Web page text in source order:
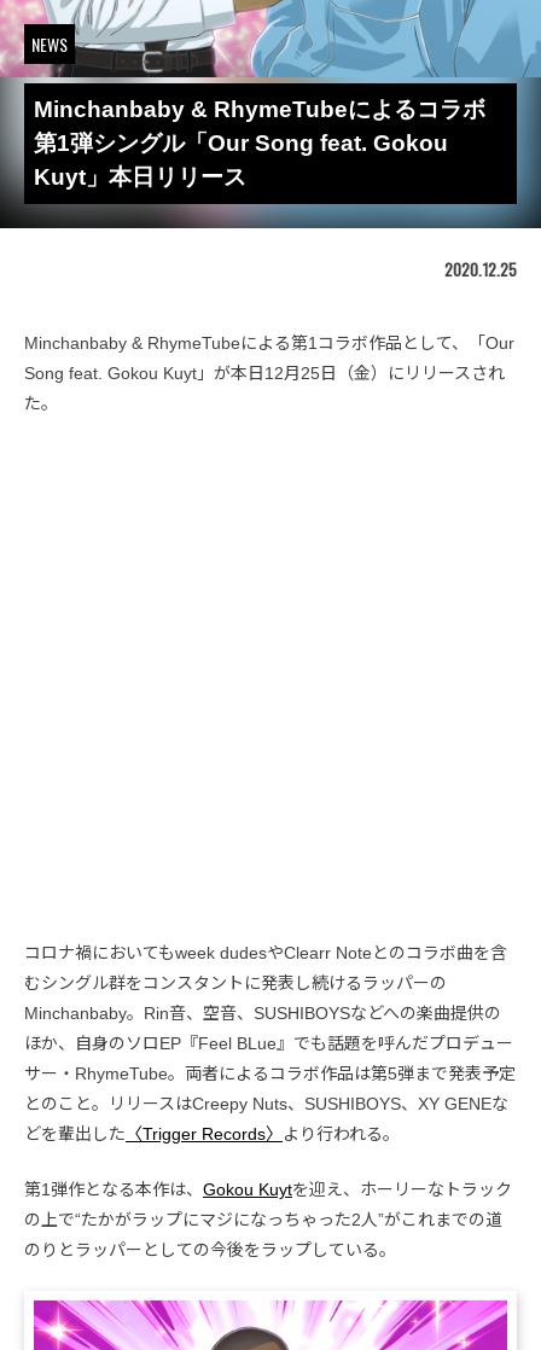
NEWS
Minchanbaby & RhymeTubeによるコラボ
第1弾シングル「Our Song feat. Gokou
Kuyt」本日リリース
2020.12.25
Minchanbaby & RhymeTubeによる第1コラボ作品として、「Our
Song feat. Gokou Kuyt」が本日12月25日（金）にリリースされ
た。
コロナ禍においてもweek dudesやClearr Noteとのコラボ曲を含
むシングル群をコンスタントに発表し続けるラッパーの
Minchanbaby。Rin音、空音、SUSHIBOYSなどへの楽曲提供の
ほか、自身のソロEP『Feel BLue』でも話題を呼んだプロデュー
サー・RhymeTube。両者によるコラボ作品は第5弾まで発表予定
とのこと。リリースはCreepy Nuts、SUSHIBOYS、XY GENEな
どを輩出した 〈Trigger Records〉 より行われる。
第1弾作となる本作は、 Gokou Kuytを迎え、ホーリーなトラック
の上で“たかがラップにマジになっちゃった2人”がこれまでの道
のりとラッパーとしての今後をラップしている。